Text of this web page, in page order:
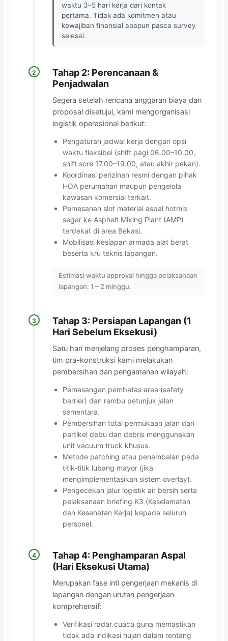
waktu 3–5 hari kerja dari kontak
pertama. Tidak ada komitmen atau
kewajiban finansial apapun pasca survey
selesai.
2
Tahap 2: Perencanaan &
Penjadwalan
Segera setelah rencana anggaran biaya dan
proposal disetujui, kami mengorganisasi
logistik operasional berikut:
Pengaturan jadwal kerja dengan opsi
waktu fleksibel (shift pagi 06.00–10.00,
shift sore 17.00–19.00, atau akhir pekan).
Koordinasi perizinan resmi dengan pihak
HOA perumahan maupun pengelola
kawasan komersial terkait.
Pemesanan slot material aspal hotmix
segar ke Asphalt Mixing Plant (AMP)
terdekat di area Bekasi.
Mobilisasi kesiapan armada alat berat
beserta kru teknis lapangan.
Estimasi waktu approval hingga pelaksanaan
lapangan: 1 – 2 minggu.
3
Tahap 3: Persiapan Lapangan (1
Hari Sebelum Eksekusi)
Satu hari menjelang proses penghamparan,
tim pra-konstruksi kami melakukan
pembersihan dan pengamanan wilayah:
Pemasangan pembatas area (safety
barrier) dan rambu petunjuk jalan
sementara.
Pembersihan total permukaan jalan dari
partikel debu dan debris menggunakan
unit vacuum truck khusus.
Metode patching atau penambalan pada
titik-titik lubang mayor (jika
mengimplementasikan sistem overlay).
Pengecekan jalur logistik air bersih serta
pelaksanaan briefing K3 (Keselamatan
dan Kesehatan Kerja) kepada seluruh
personel.
4
Tahap 4: Penghamparan Aspal
(Hari Eksekusi Utama)
Merupakan fase inti pengerjaan mekanis di
lapangan dengan urutan pengerjaan
komprehensif:
Verifikasi radar cuaca guna memastikan
tidak ada indikasi hujan dalam rentang